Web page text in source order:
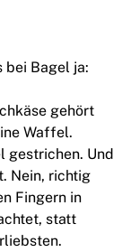
bei Bagel ja:
gehört
Waffel.
gestrichen. Und
Nein, richtig
Fingern in
statt